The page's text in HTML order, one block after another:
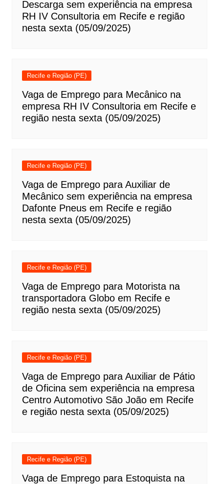
Descarga sem experiência na empresa
RH IV Consultoria em Recife e região
nesta sexta (05/09/2025)
Recife e Região (PE)
Vaga de Emprego para Mecânico na
empresa RH IV Consultoria em Recife e
região nesta sexta (05/09/2025)
Recife e Região (PE)
Vaga de Emprego para Auxiliar de
Mecânico sem experiência na empresa
Dafonte Pneus em Recife e região
nesta sexta (05/09/2025)
Recife e Região (PE)
Vaga de Emprego para Motorista na
transportadora Globo em Recife e
região nesta sexta (05/09/2025)
Recife e Região (PE)
Vaga de Emprego para Auxiliar de Pátio
de Oficina sem experiência na empresa
Centro Automotivo São João em Recife
e região nesta sexta (05/09/2025)
Recife e Região (PE)
Vaga de Emprego para Estoquista na